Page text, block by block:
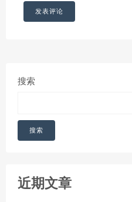
搜索
搜索
近期文章